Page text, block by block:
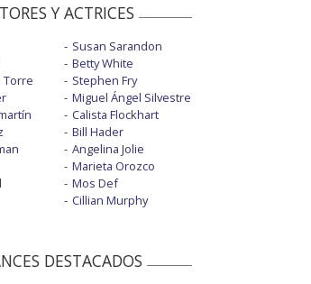
Y ACTRICES
Torre
Susan Sarandon
Betty White
Stephen Fry
Miguel Ángel Silvestre
Calista Flockhart
Bill Hader
Angelina Jolie
Marieta Orozco
Mos Def
Cillian Murphy
DESTACADOS